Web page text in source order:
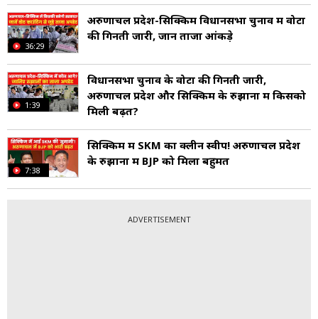
36:29
अरुणाचल प्रदेश-सिक्किम विधानसभा चुनाव में वोटों
की गिनती जारी, जानें ताजा आंकड़े
1:39
विधानसभा चुनाव के वोटों की गिनती जारी,
अरुणाचल प्रदेश और सिक्किम के रुझानों में किसको
मिली बढ़त?
7:38
सिक्किम में SKM का क्लीन स्वीप! अरुणाचल प्रदेश
के रुझानों में BJP को मिला बहुमत
ADVERTISEMENT